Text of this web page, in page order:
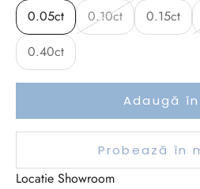
0.05ct
0.10ct 0.15ct
0.40ct
Adaugă
Probează în
Locatie Showroom